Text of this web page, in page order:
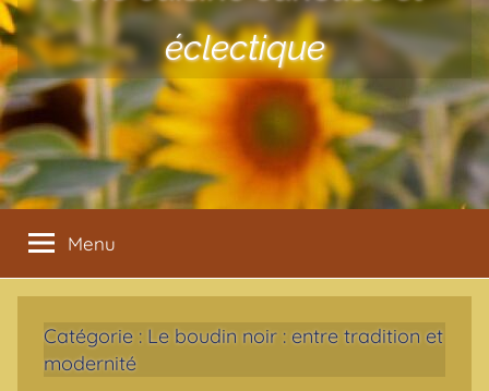
éclectique
Menu
Catégorie : Le boudin noir : entre tradition et
modernité